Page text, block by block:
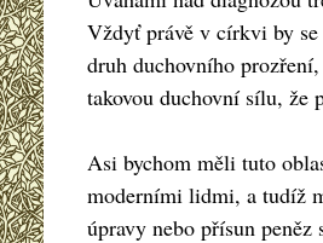
Vždyť právě v církvi by
druh duchovního
takovou duchovní sílu, že
Asi bychom měli tuto
moderními lidmi, a tudíž
úpravy nebo přísun